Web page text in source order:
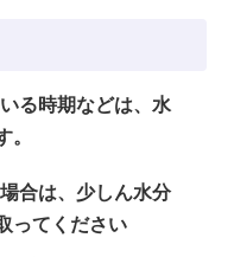
る時期などは、水
合は、少しん水分
ってください